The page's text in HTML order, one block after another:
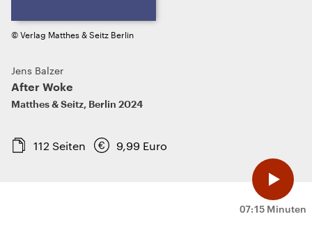
07:15 Minuten
© Verlag Matthes & Seitz Berlin
Jens Balzer
After Woke
Matthes & Seitz Berlin 2024
112 Seiten 9,99 Euro